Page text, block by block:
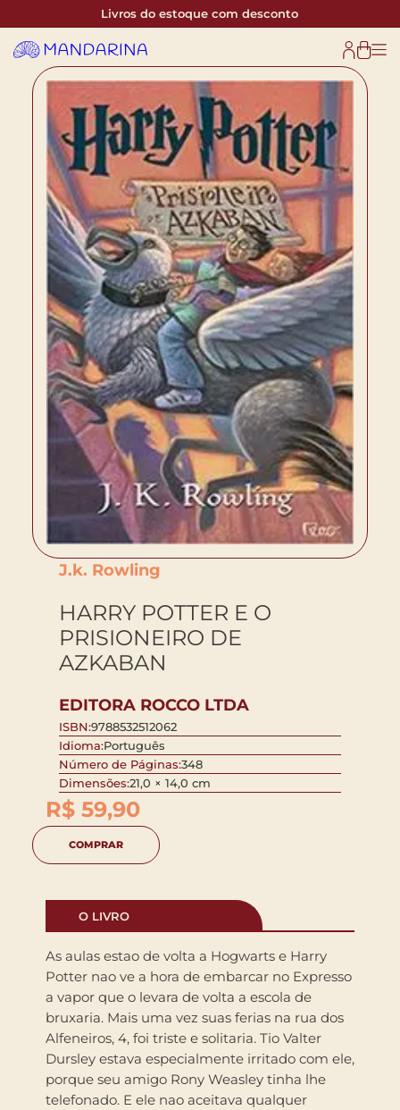
Livros do estoque com desconto
J.k. Rowling
HARRY POTTER E O
PRISIONEIRO DE
AZKABAN
EDITORA ROCCO LTDA
ISBN:9788532512062
Idioma:Português
Número de Páginas:348
Dimensões:21,0 × 14,0 cm
R$ 59,90
COMPRAR
O LIVRO
As aulas estao de volta a Hogwarts e Harry
Potter nao ve a hora de embarcar no Expresso
a vapor que o levara de volta a escola de
bruxaria. Mais uma vez suas ferias na rua dos
Alfeneiros, 4, foi triste e solitaria. Tio Valter
Dursley estava especialmente irritado com ele,
porque seu amigo Rony Weasley tinha lhe
telefonado. E ele nao aceitava qualquer